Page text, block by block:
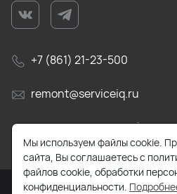
+7 (861) 21-23-500
remont@serviceiq.ru
г. Краснодар, ул.
Мы используем файлы cookie.
сайта, Вы соглашаетесь с
файлов cookie, обработки
конфиденциальности.